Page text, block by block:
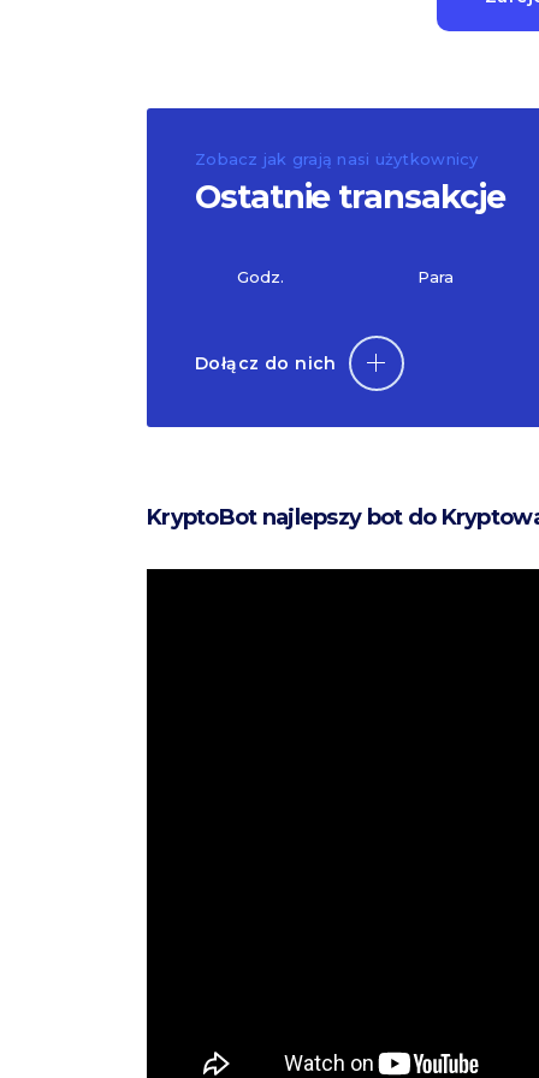
Zobacz jak grają nasi użytkownicy
Ostatnie transakcje
Godz. Para
Dołącz do nich
KryptoBot najlepszy bot do